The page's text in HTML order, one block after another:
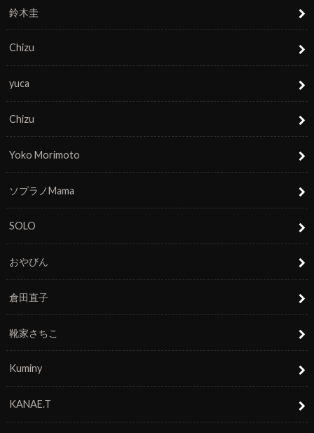
鈴木圭
Chizu
yuca
Chizu
Yoko Morimoto
ソプラノMama
SOLO
おやびん
倉田直子
靴家さちこ
Kuminy
KANAE.T